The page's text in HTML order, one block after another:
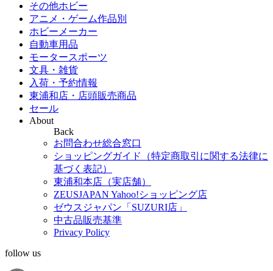
その他ホビー
アニメ・ゲーム作品別
ホビーメーカー
自動車用品
モータースポーツ
文具・雑貨
入荷・予約情報
東浦和店・店頭販売商品
セール
About
Back
お問合わせ総合窓口
ショッピングガイド（特定商取引に関する法律に
基づく表記）
東浦和本店（実店舗）
ZEUSJAPAN Yahoo!ショッピング店
ゼウスジャパン「SUZURI店」
中古品販売基準
Privacy Policy
follow us